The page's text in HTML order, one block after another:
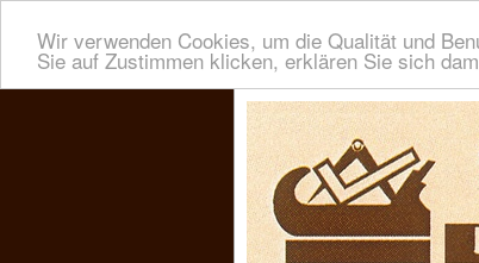
Wir verwenden Cookies, um die Qualität und
Sie auf Zustimmen klicken, erklären Sie sich